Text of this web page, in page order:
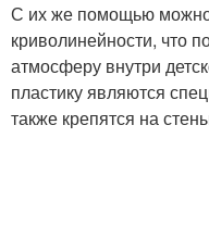
С их же помощью
криволинейности, что
атмосферу внутри
пластику являются
также крепятся на